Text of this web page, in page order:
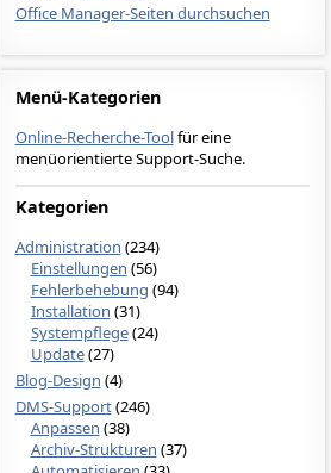
Office Manager-Seiten durchsuchen
Menü-Kategorien
Online-Recherche-Toolfür eine
menüorientierte Support-Suche.
Kategorien
Administration (234)
Einstellungen (56)
Fehlerbehebung (94)
Installation (31)
Systempflege(24)
Update(27)
Blog-Design (4)
DMS-Support(246)
Anpassen (38)
Archiv-Strukturen (37)